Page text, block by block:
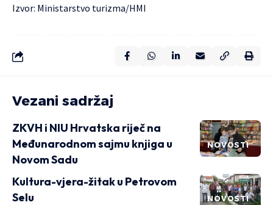
Izvor: Ministarstvo turizma/HMI
Vezani sadržaj
NOVOSTI
ZKVH i NIU Hrvatska riječ na
Međunarodnom sajmu knjiga u
Novom Sadu
NOVOSTI
Kultura-vjera-žitak u Petrovom
Selu